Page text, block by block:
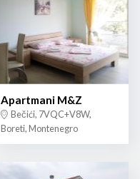
Apartmani M&Z
Bečići, 7VQC+V8W,
Boreti, Montenegro